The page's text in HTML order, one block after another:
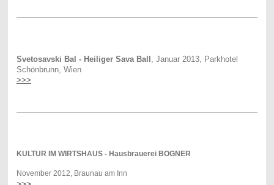
Svetosavski Bal - Heiliger Sava Ball , Januar 2013, Parkhotel
Schönbrunn, Wien
>>>
KULTUR IM WIRTSHAUS - Hausbrauerei BOGNER
November 2012, Braunau am Inn